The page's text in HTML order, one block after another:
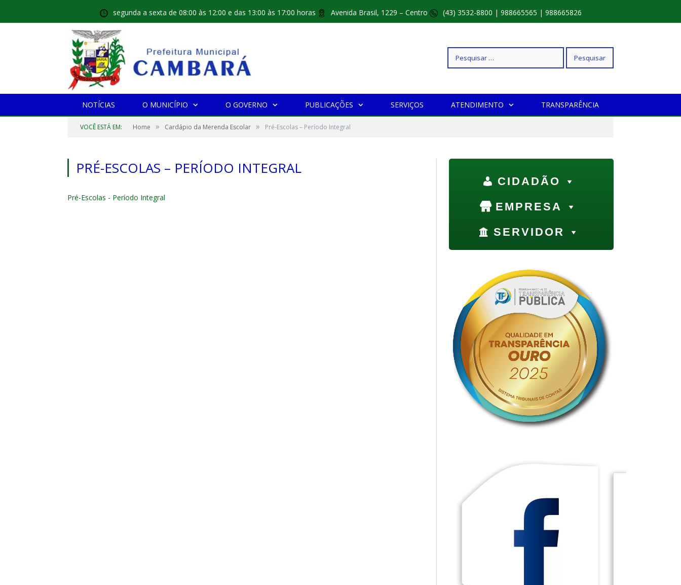
segunda a sexta de 08:00 às 12:00 e das 13:00 às 17:00 horas Avenida Brasil, 1229 – Centro (43) 3532-8800 | 988665565 | 988665826
Pesquisar
NOTÍCIAS O MUNICÍPIO O GOVERNO PUBLICAÇÕES SERVIÇOS ATENDIMENTO TRANSPARÊNCIA
VOCÊ ESTÁ EM: Home » Cardápio da Merenda Escolar » Pré-Escolas – Período Integral
PRÉ-ESCOLAS – PERÍODO INTEGRAL
Pré-Escolas - Período Integral
CIDADÃO
EMPRESA
SERVIDOR